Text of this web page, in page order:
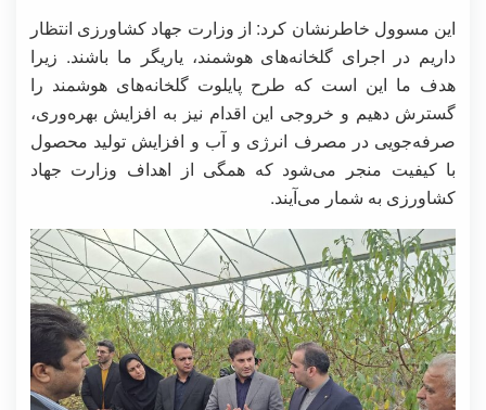
این مسوول خاطرنشان کرد: از وزارت جهاد کشاورزی انتظار
داریم در اجرای گلخانه‌های هوشمند، یاریگر ما باشند. زیرا
هدف ما این است که طرح پایلوت گلخانه‌های هوشمند را
گسترش دهیم و خروجی این اقدام نیز به افزایش بهره‌وری،
صرفه‌جویی در مصرف انرژی و آب و افزایش تولید محصول
با کیفیت منجر می‌شود که همگی از اهداف وزارت جهاد
کشاورزی به شمار می‌آیند.